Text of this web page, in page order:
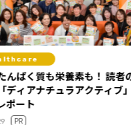
読者の声で進
ィブ」リニュ
迷い、
語る「